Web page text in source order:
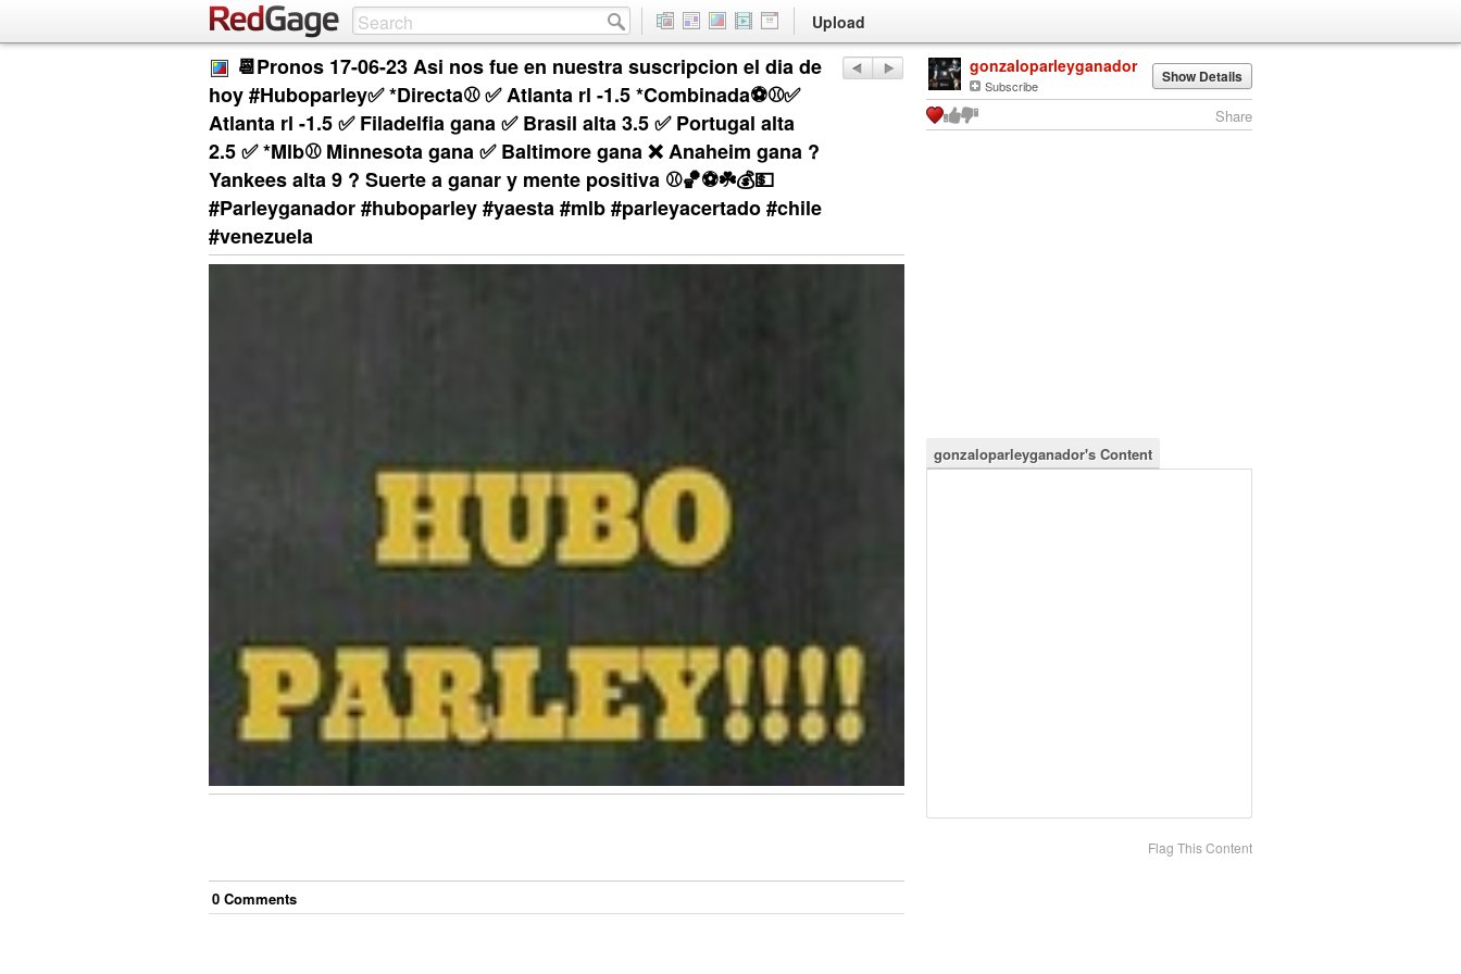
Upload
📆Pronos 17-06-23 Asi nos fue en nuestra suscripcion el dia de
hoy #Huboparley✅️ *Directa⚾ ✅️ Atlanta rl -1.5 *Combinada⚽️⚾️✅️
Atlanta rl -1.5 ✅️ Filadelfia gana ✅️ Brasil alta 3.5 ✅️ Portugal alta
2.5 ✅️ *Mlb⚾️ Minnesota gana ✅️ Baltimore gana ❌️ Anaheim gana ?
Yankees alta 9 ? Suerte a ganar y mente positiva ⚾🏀⚽☘️💰💵
#Parleyganador #huboparley #yaesta #mlb #parleyacertado #chile
#venezuela
0 Comments
gonzaloparleyganador
Subscribe Show Details
Share
gonzaloparleyganador's Content
Flag This Content